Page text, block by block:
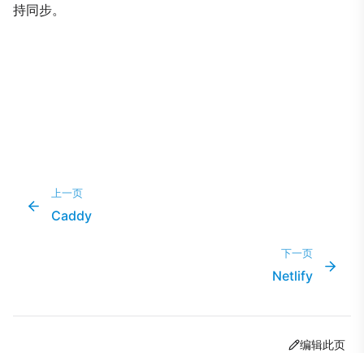
持同步。
上一页
Caddy
下一页
Netlify
编辑此页